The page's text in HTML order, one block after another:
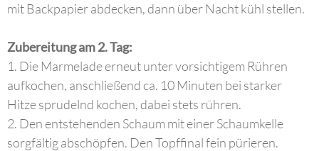
mit Backpapier abdecken, dann über Nacht kühl stellen.
Zubereitung am 2. Tag:
1. Die Marmelade erneut unter vorsichtigem Rühren
aufkochen, anschließend ca. 10 Minuten bei starker
Hitze sprudelnd kochen, dabei stets rühren.
2. Den entstehenden Schaum mit einer Schaumkelle
sorgfältig abschöpfen. Den Topffinal fein pürieren.